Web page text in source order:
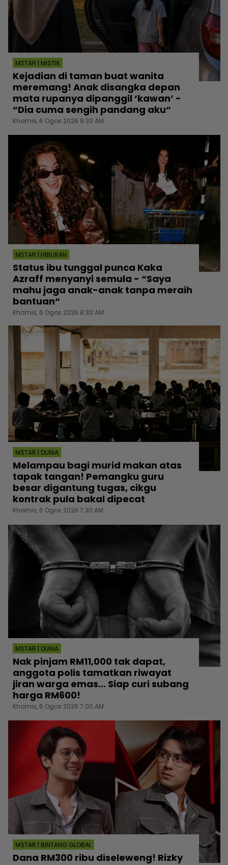
MSTAR | MISTIK
Kejadian di taman buat wanita
meremang! Anak disangka depan
mata rupanya dipanggil ‘kawan’ -
“Dia cuma sengih pandang aku“
Khamis, 6 Ogos 2026 9:30 AM
MSTAR | HIBURAN
Status ibu tunggal punca Kaka
Azraff menyanyi semula - “Saya
mahu jaga anak-anak tanpa meraih
bantuan“
Khamis, 6 Ogos 2026 8:30 AM
MSTAR | DUNIA
Melampau bagi murid makan atas
tapak tangan! Pemangku guru
besar digantung tugas, cikgu
kontrak pula bakal dipecat
Khamis, 6 Ogos 2026 7:30 AM
MSTAR | DUNIA
Nak pinjam RM11,000 tak dapat,
anggota polis tamatkan riwayat
jiran warga emas... Siap curi subang
harga RM600!
Khamis, 6 Ogos 2026 7:00 AM
MSTAR | BINTANG GLOBAL
Dana RM300 ribu diseleweng! Rizky